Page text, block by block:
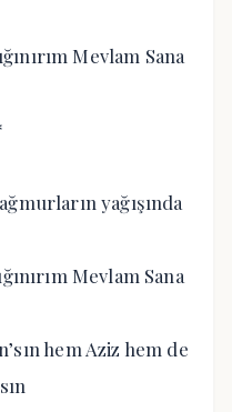
Mevlam Sana
yağışında
Mevlam Sana
hem Aziz hem de